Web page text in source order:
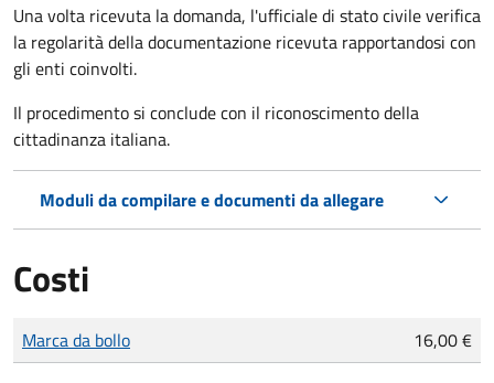
Una volta ricevuta la domanda, l'ufficiale di stato civile verifica
la regolarità della documentazione ricevuta rapportandosi con
gli enti coinvolti.
Il procedimento si conclude con il riconoscimento della
cittadinanza italiana.
Moduli da compilare e documenti da allegare
Costi
Tipo di pagamento
Importo
Marca da bollo 16,00 €